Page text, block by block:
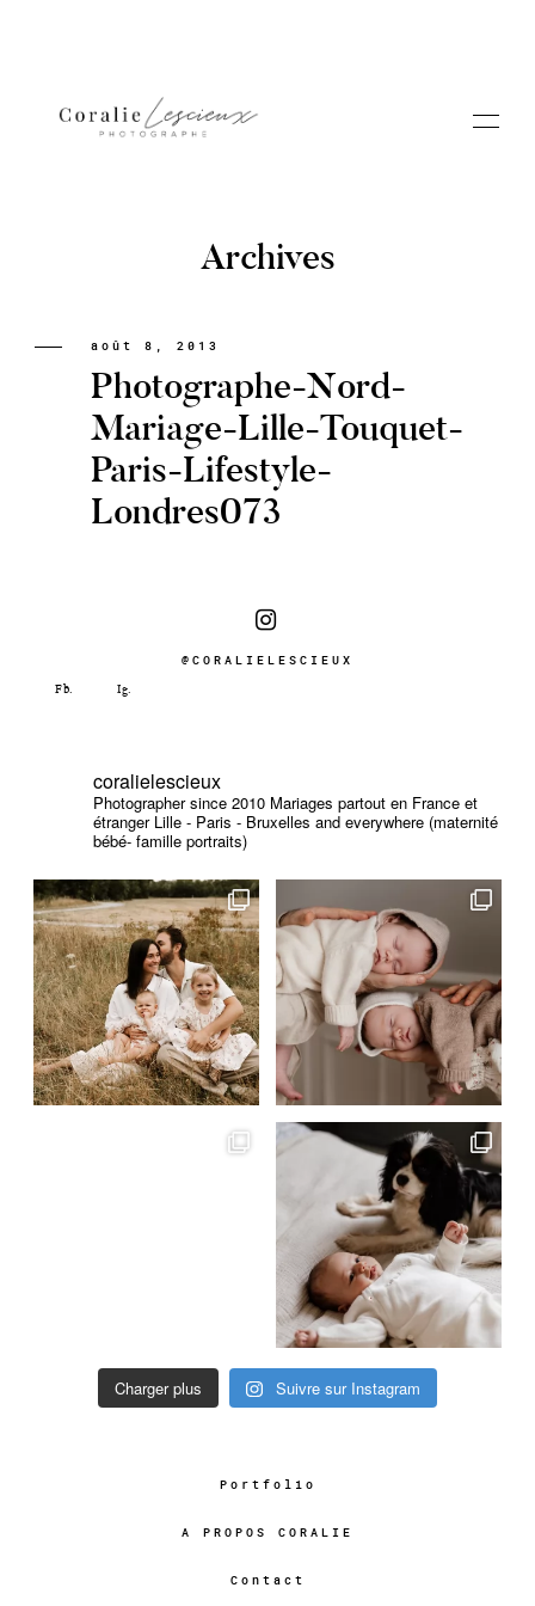
Portfolio
A PROPOS CORALIE
Contact
Archives
août 8, 2013
Photographe-Nord-
Mariage-Lille-Touquet-
Paris-Lifestyle-
Londres073
@CORALIELESCIEUX
coralielescieux
Photographer since 2010 Mariages partout en France et
étranger Lille - Paris - Bruxelles and everywhere (maternité
bébé- famille portraits)
Charger plus Suivre sur Instagram
Portfolio
A PROPOS CORALIE
Contact